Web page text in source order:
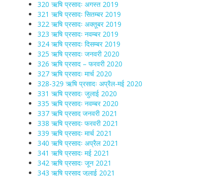
320 ऋषि प्रसादः अगस्त 2019
321 ऋषि प्रसादः सितम्बर 2019
322 ऋषि प्रसादः अक्तूबर 2019
323 ऋषि प्रसादः नवम्बर 2019
324 ऋषि प्रसादः दिसम्बर 2019
325 ऋषि प्रसादः जनवरी 2020
326 ऋषि प्रसाद – फरवरी 2020
327 ऋषि प्रसादः मार्च 2020
328-329 ऋषि प्रसादः अप्रैल-मई 2020
331 ऋषि प्रसादः जुलाई 2020
335 ऋषि प्रसादः नवम्बर 2020
337 ऋषि प्रसाद जनवरी 2021
338 ऋषि प्रसादः फरवरी 2021
339 ऋषि प्रसादः मार्च 2021
340 ऋषि प्रसादः अप्रैल 2021
341 ऋषि प्रसादः मई 2021
342 ऋषि प्रसादः जून 2021
343 ऋषि प्रसाद जुलाई 2021